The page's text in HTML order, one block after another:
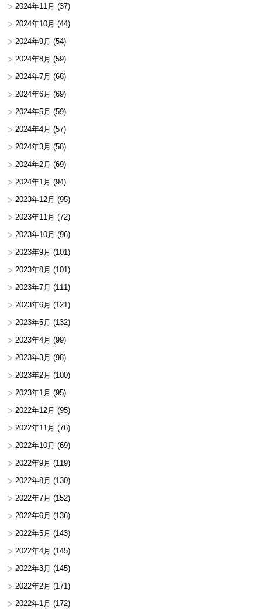
2024年11月 (37)
2024年10月 (44)
2024年9月 (54)
2024年8月 (59)
2024年7月 (68)
2024年6月 (69)
2024年5月 (59)
2024年4月 (57)
2024年3月 (58)
2024年2月 (69)
2024年1月 (94)
2023年12月 (95)
2023年11月 (72)
2023年10月 (96)
2023年9月 (101)
2023年8月 (101)
2023年7月 (111)
2023年6月 (121)
2023年5月 (132)
2023年4月 (99)
2023年3月 (98)
2023年2月 (100)
2023年1月 (95)
2022年12月 (95)
2022年11月 (76)
2022年10月 (69)
2022年9月 (119)
2022年8月 (130)
2022年7月 (152)
2022年6月 (136)
2022年5月 (143)
2022年4月 (145)
2022年3月 (145)
2022年2月 (171)
2022年1月 (172)